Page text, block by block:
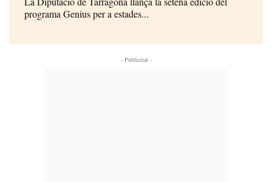
programa Genius per a estades...
- Publicitat -